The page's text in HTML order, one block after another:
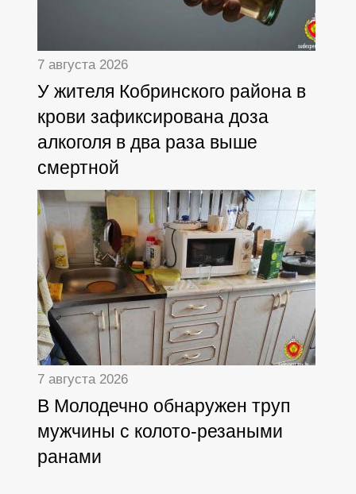
7 августа 2026
У жителя Кобринского района в
крови зафиксирована доза
алкоголя в два раза выше
смертной
7 августа 2026
В Молодечно обнаружен труп
мужчины с колото-резаными
ранами